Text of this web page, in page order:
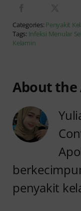
Categories: Penyakit
Tags: Infeksi Menular
Kelamin
About
penyakit
Anyang